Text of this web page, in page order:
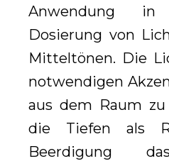
Anwendung
Dosierung von
Mitteltönen. Die
notwendigen
aus dem Raum
die Tiefen als
Beerdigung